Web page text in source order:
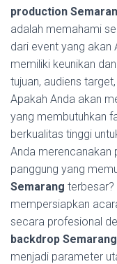
production
adalah memahami
dari event yang akan
memiliki keunikan
tujuan, audiens
Apakah Anda akan
yang membutuhkan
berkualitas tinggi
Anda merencanakan
panggung yang
Semarang terbesar?
mempersiapkan
secara profesional
backdrop Semarang
menjadi parameter